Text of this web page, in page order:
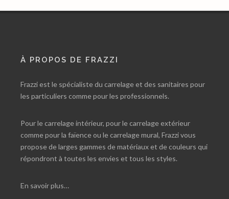
À PROPOS DE FRAZZI
Frazzi est le spécialiste du carrelage et des sanitaires pour
les particuliers comme pour les professionnels.
Pour le carrelage intérieur, pour le carrelage extérieur
comme pour la faïence ou le carrelage mural, Frazzi vous
propose de larges gammes de matériaux et de couleurs qui
répondront à toutes les envies et tous les styles.
En savoir plus…